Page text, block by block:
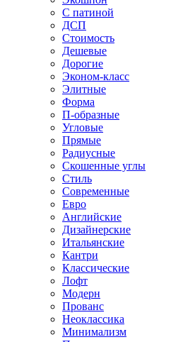
С патиной
ДСП
Стоимость
Дешевые
Дорогие
Эконом-класс
Элитные
Форма
П-образные
Угловые
Прямые
Радиусные
Скошенные углы
Стиль
Современные
Евро
Английские
Дизайнерские
Итальянские
Кантри
Классические
Лофт
Модерн
Прованс
Неоклассика
Минимализм